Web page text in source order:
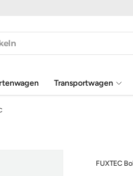
Transportwagen
FUXTEC